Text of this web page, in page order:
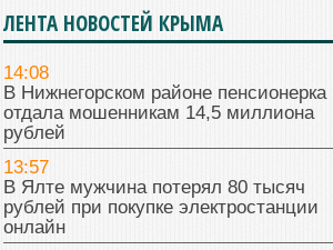
ЛЕНТА НОВОСТЕЙ КРЫМА
14:08
В Нижнегорском районе пенсионерка
отдала мошенникам 14,5 миллиона
рублей
13:57
В Ялте мужчина потерял 80 тысяч
рублей при покупке электростанции
онлайн